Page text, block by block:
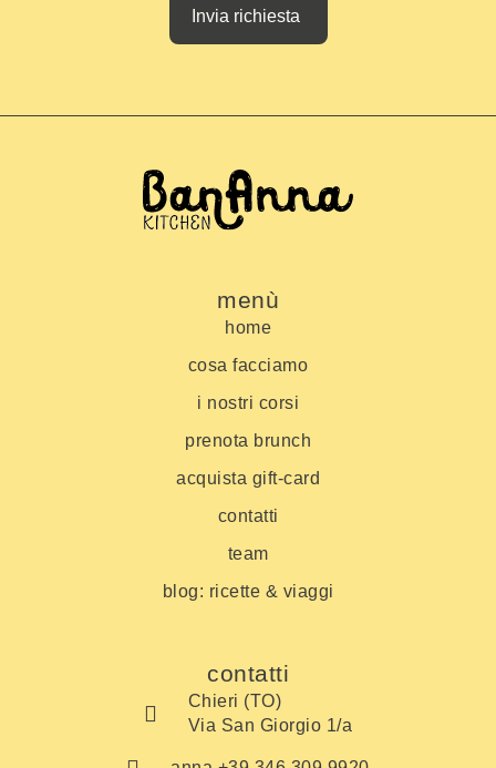
Invia richiesta
menù
home
cosa facciamo
i nostri corsi
prenota brunch
acquista gift-card
contatti
team
blog: ricette & viaggi
contatti
Chieri (TO)
Via San Giorgio 1/a